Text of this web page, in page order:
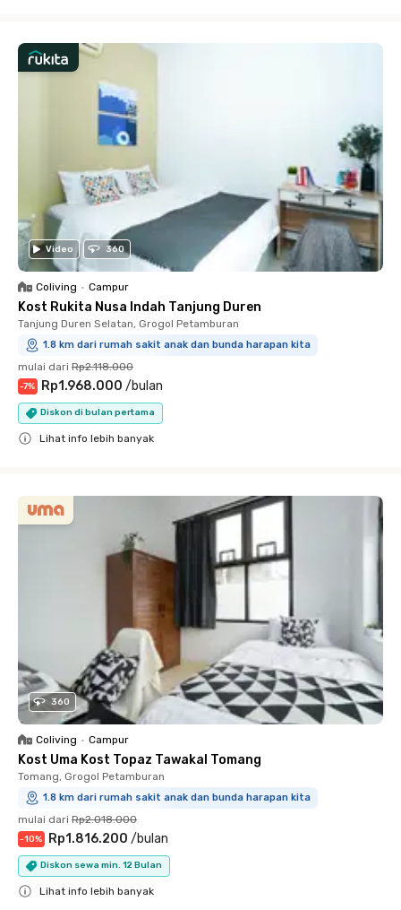
Video 360
Coliving • Campur
Kost Rukita Nusa Indah Tanjung Duren
Tanjung Duren Selatan, Grogol Petamburan
1.8 km dari rumah sakit anak dan bunda harapan kita
mulai dari Rp2.118.000
-7% Rp1.968.000 /bulan
Diskon di bulan pertama
Lihat info lebih banyak
360
Coliving • Campur
Kost Uma Kost Topaz Tawakal Tomang
Tomang, Grogol Petamburan
1.8 km dari rumah sakit anak dan bunda harapan kita
mulai dari Rp2.018.000
-10% Rp1.816.200 /bulan
Diskon sewa min. 12 Bulan
Lihat info lebih banyak